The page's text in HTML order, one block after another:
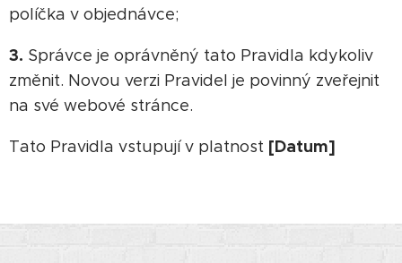
políčka v objednávce;
3. Správce je oprávněný tato Pravidla kdykoliv
změnit. Novou verzi Pravidel je povinný zveřejnit
na své webové stránce.
Tato Pravidla vstupují v platnost [Datum]